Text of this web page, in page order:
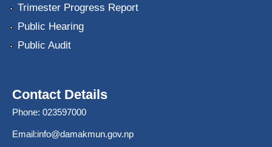
Trimester Progress Report
Public Hearing
Public Audit
Contact Details
Phone: 023597000
Email:info@damakmun.gov.np